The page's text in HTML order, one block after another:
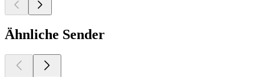
Ähnliche Sender